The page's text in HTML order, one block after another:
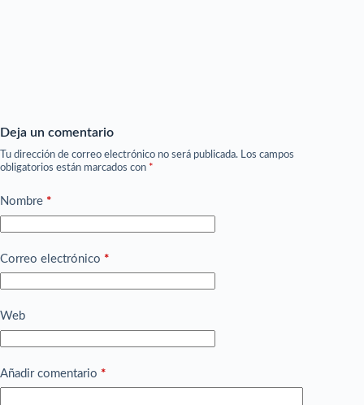
Deja un comentario
Tu dirección de correo electrónico no será publicada. Los campos
obligatorios están marcados con *
Nombre *
Correo electrónico *
Web
Añadir comentario *